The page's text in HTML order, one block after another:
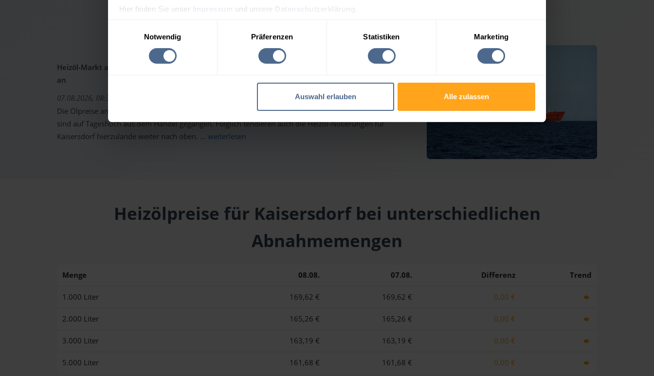
Hier finden Sie unser Impressum und unsere Datenschutzerklärung
Notwendig
Präferenzen Statistiken Marketing
Auswahl erlauben Alle zulassen
Heizöl-Markt aktuell: Ölpreise schon wieder auf dem Weg nach oben - Heizölpreise ziehen ebenfalls
an
07.08.2026, 08:37 Uhr
Die Ölpreise an den internationalen Warenterminmärkten haben gestern weiter deutlich zugelegt und
sind auf Tageshoch aus dem Handel gegangen. Folglich tendieren auch die Heizöl-Notierungen für
Kaisersdorf hierzulande weiter nach oben. ... weiterlesen
Heizölpreise für Kaisersdorf bei unterschiedlichen
Abnahmemengen
Menge 08.08. 07.08. Differenz Trend
1.000 Liter 169,62 € 169,62 € 0,00 €
2.000 Liter 165,26 € 165,26 € 0,00 €
3.000 Liter 163,19 € 163,19 € 0,00 €
5.000 Liter 161,68 € 161,68 € 0,00 €